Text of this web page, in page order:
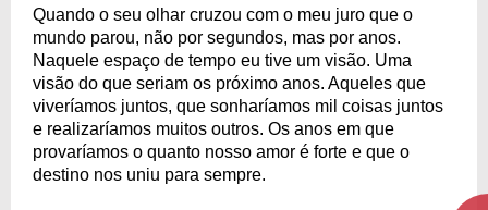
Quando o seu olhar cruzou com o meu juro que o
mundo parou, não por segundos, mas por anos.
Naquele espaço de tempo eu tive um visão. Uma
visão do que seriam os próximo anos. Aqueles que
viveríamos juntos, que sonharíamos mil coisas juntos
e realizaríamos muitos outros. Os anos em que
provaríamos o quanto nosso amor é forte e que o
destino nos uniu para sempre.